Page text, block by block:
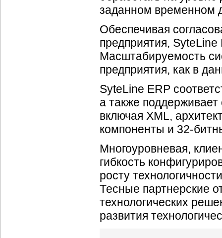
заданном временном
Обеспечивая
предприятия,
Масштабируемость
предприятия, как в
SyteLine ERP
а также
включая XML,
компоненты и 32-
Многоуровневая,
гибкость
росту
Тесные партнерские
технологических
развития